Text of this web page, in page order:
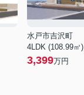
水戸市吉沢町
4LDK (108.99㎡)
3,399万円